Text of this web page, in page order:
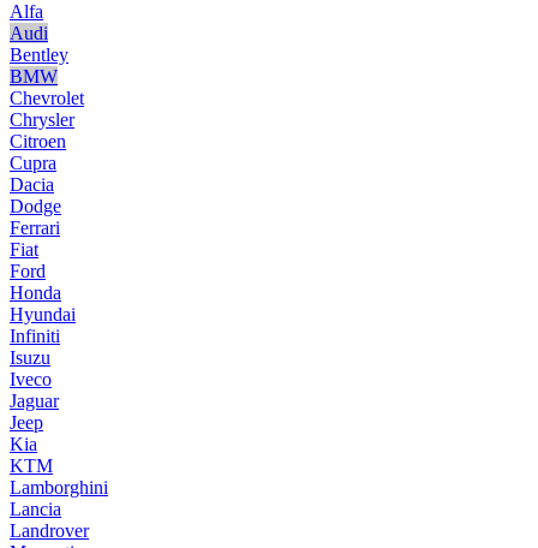
Alfa
Audi
Bentley
BMW
Chevrolet
Chrysler
Citroen
Cupra
Dacia
Dodge
Ferrari
Fiat
Ford
Honda
Hyundai
Infiniti
Isuzu
Iveco
Jaguar
Jeep
Kia
KTM
Lamborghini
Lancia
Landrover